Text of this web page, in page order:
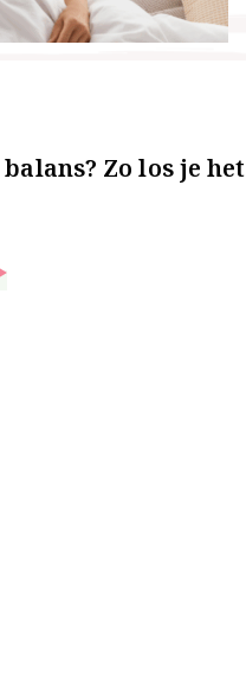
Zo los je het